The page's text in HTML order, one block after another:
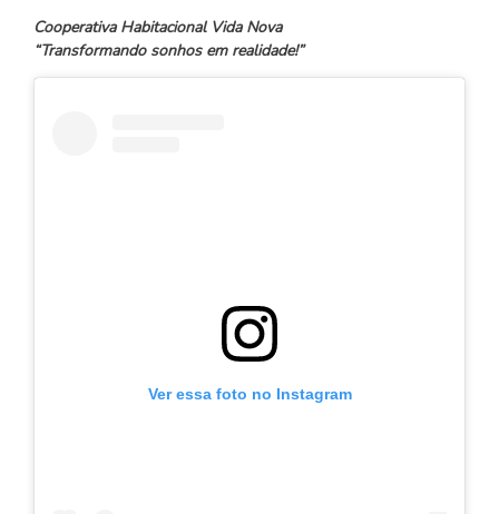
Cooperativa Habitacional Vida Nova
“Transformando sonhos em realidade!”
Ver essa foto no Instagram